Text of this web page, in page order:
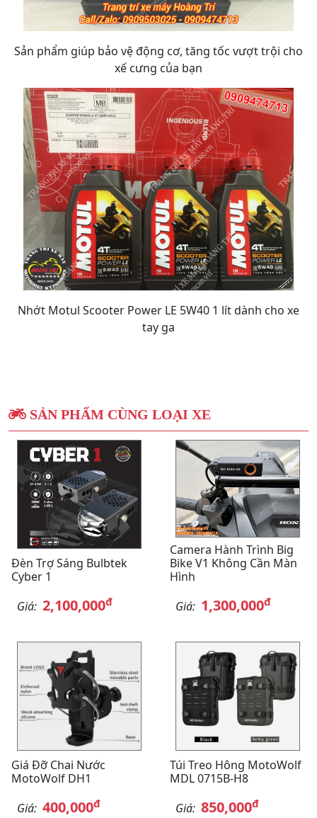
Sản phẩm giúp bảo vệ động cơ, tăng tốc vượt trội cho
xế cưng của bạn
Nhớt Motul Scooter Power LE 5W40 1 lít dành cho xe
tay ga
SẢN PHẨM CÙNG LOẠI XE
Đèn Trợ Sáng Bulbtek
Cyber 1
Giá: 2,100,000đ
Camera Hành Trình Big
Bike V1 Không Cần Màn
Hình
Giá: 1,300,000đ
Giá Đỡ Chai Nước
MotoWolf DH1
Giá: 400,000đ
Túi Treo Hông MotoWolf
MDL 0715B-H8
Giá: 850,000đ